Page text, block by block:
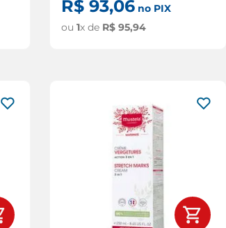
R$ 93,06no PIX
ou 1x de R$ 95,94